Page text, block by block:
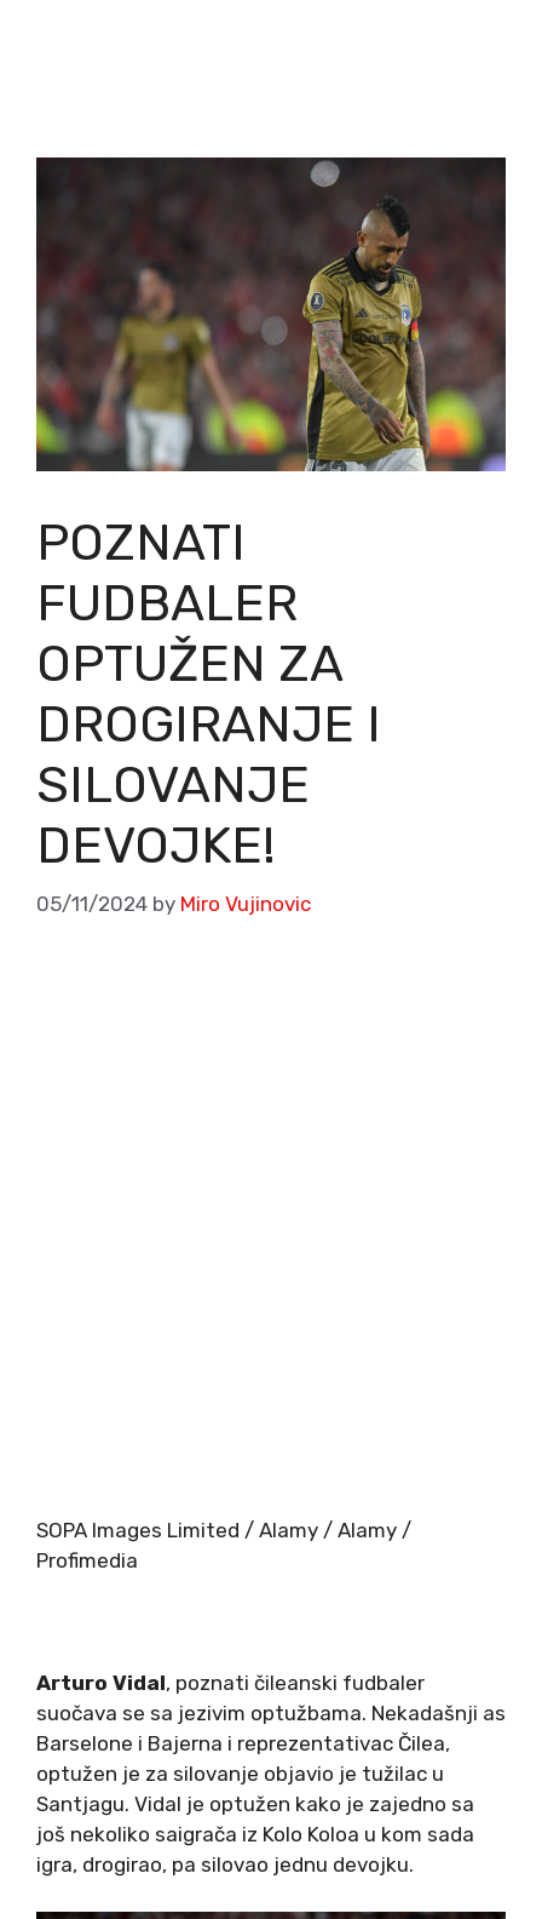
POZNATI
FUDBALER
OPTUŽEN ZA
DROGIRANJE I
SILOVANJE
DEVOJKE!
05/11/2024 by Miro Vujinovic
SOPA Images Limited / Alamy / Alamy /
Profimedia
Arturo Vidal, poznati čileanski fudbaler
suočava se sa jezivim optužbama. Nekadašnji as
Barselone i Bajerna i reprezentativac Čilea,
optužen je za silovanje objavio je tužilac u
Santjagu. Vidal je optužen kako je zajedno sa
još nekoliko saigrača iz Kolo Koloa u kom sada
igra, drogirao, pa silovao jednu devojku.